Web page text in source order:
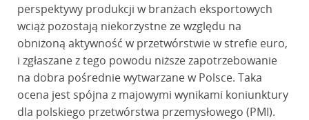
perspektywy produkcji w branżach eksportowych
wciąż pozostają niekorzystne ze względu na
obniżoną aktywność w przetwórstwie w strefie euro,
i zgłaszane z tego powodu niższe zapotrzebowanie
na dobra pośrednie wytwarzane w Polsce. Taka
ocena jest spójna z majowymi wynikami koniunktury
dla polskiego przetwórstwa przemysłowego (PMI).